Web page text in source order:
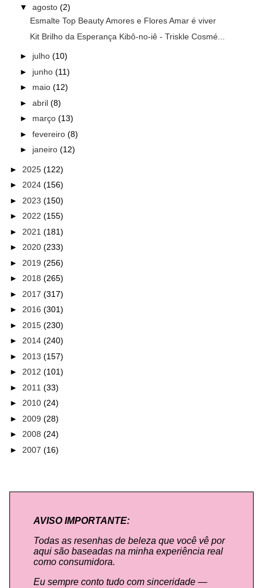
▼ agosto (2)
Esmalte Top Beauty Amores e Flores Amar é viver
Kit Brilho da Esperança Kibô-no-iê - Triskle Cosmé...
► julho (10)
► junho (11)
► maio (12)
► abril (8)
► março (13)
► fevereiro (8)
► janeiro (12)
► 2025 (122)
► 2024 (156)
► 2023 (150)
► 2022 (155)
► 2021 (181)
► 2020 (233)
► 2019 (256)
► 2018 (265)
► 2017 (317)
► 2016 (301)
► 2015 (230)
► 2014 (240)
► 2013 (157)
► 2012 (101)
► 2011 (33)
► 2010 (24)
► 2009 (28)
► 2008 (24)
► 2007 (16)
AVISO IMPORTANTE:
Todas as resenhas de beleza que você vê por
aqui são baseadas na minha experiência real
como consumidora.
Eu sempre conto tudo com sinceridade —